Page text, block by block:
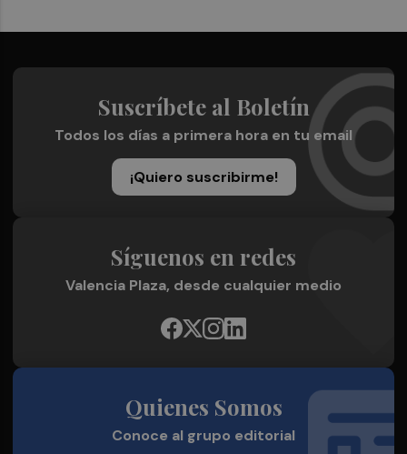
Suscríbete al Boletín
Todos los días a primera hora en tu email
¡Quiero suscribirme!
Síguenos en redes
Valencia Plaza, desde cualquier medio
Quienes Somos
Conoce al grupo editorial